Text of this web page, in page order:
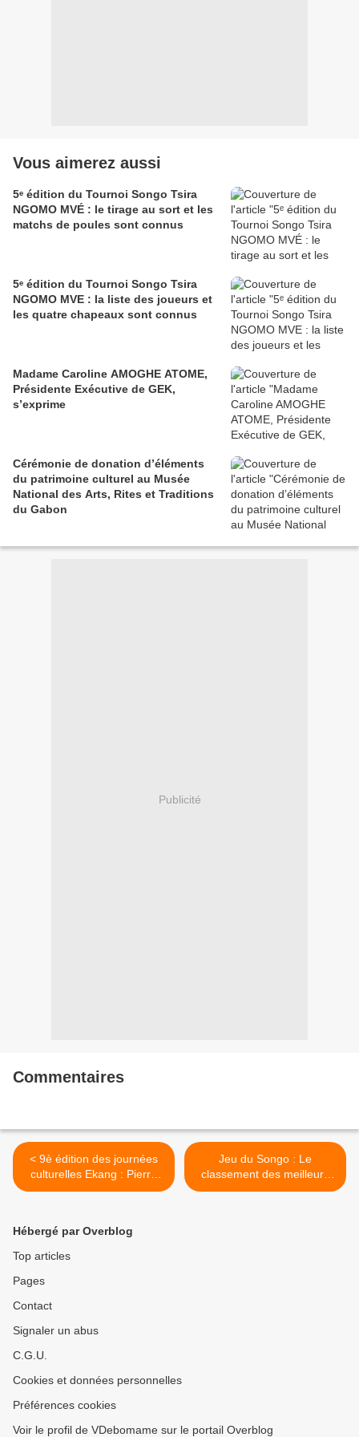
Vous aimerez aussi
5ᵉ édition du Tournoi Songo Tsira
NGOMO MVÉ : le tirage au sort et les
matchs de poules sont connus
5ᵉ édition du Tournoi Songo Tsira
NGOMO MVE : la liste des joueurs et
les quatre chapeaux sont connus
Madame Caroline AMOGHE ATOME,
Présidente Exécutive de GEK,
s’exprime
Cérémonie de donation d’éléments
du patrimoine culturel au Musée
National des Arts, Rites et Traditions
du Gabon
Publicité
Commentaires
< 9è édition des journées
culturelles Ekang : Pierre
Claver ZENG et NGOMO
Jeu du Songo : Le
classement des meilleurs
joueurs du Gabon 2024 >
Hébergé par Overblog
Top articles
Pages
Contact
Signaler un abus
C.G.U.
Cookies et données personnelles
Préférences cookies
Voir le profil de VDebomame sur le portail Overblog